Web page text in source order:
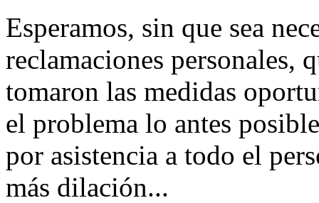
Esperamos, sin que sea
reclamaciones personales,
tomaron las medidas
el problema lo antes
por asistencia a todo el
más dilación...